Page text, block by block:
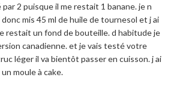
2 puisque il me restait 1 banane. je n
mis 45 ml de huile de tournesol et j ai
restait un fond de bouteille. d habitude je
canadienne. et je vais testé votre
léger il va bientôt passer en cuisson. j ai
moule à cake.